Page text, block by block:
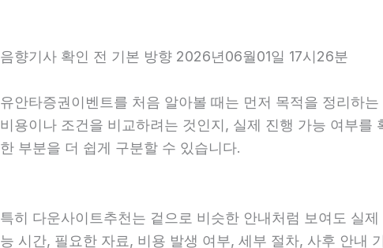
음향기사 확인 전 기본 방향 2026년06월01일 17시26분
유안타증권이벤트를 처음 알아볼 때는 먼저 목적을 정리하
비용이나 조건을 비교하려는 것인지, 실제 진행 가능 여부
한 부분을 더 쉽게 구분할 수 있습니다.
특히 다운사이트추천는 겉으로 비슷한 안내처럼 보여도 실
능 시간, 필요한 자료, 비용 발생 여부, 세부 절차, 사후 안내